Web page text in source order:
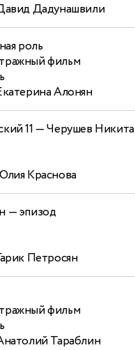
Дадунашвили
роль
фильм
Алонян
11 — Черушев Никита
Краснова
— эпизод
Петросян
фильм
Тараблин